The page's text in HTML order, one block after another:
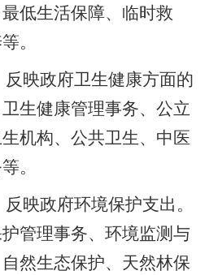
低生活保障、临时救
。
反映政府卫生健康方面的
卫生健康管理事务、公立
机构、公共卫生、中医
。
反映政府环境保护支出。
管理事务、环境监测与
然生态保护、天然林保